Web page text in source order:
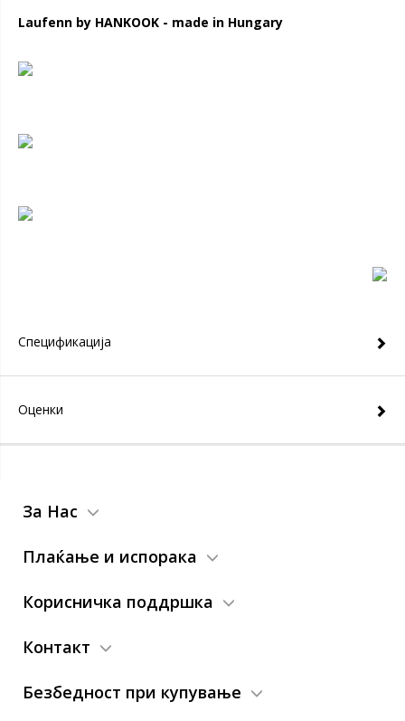
Laufenn by HANKOOK - made in Hungary
Спецификација
Оценки
За Нас
Плаќање и испорака
Корисничка поддршка
Контакт
Безбедност при купување